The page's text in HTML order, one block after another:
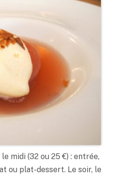
midi (32 ou 25 €) : entrée,
ou plat-dessert. Le soir, le